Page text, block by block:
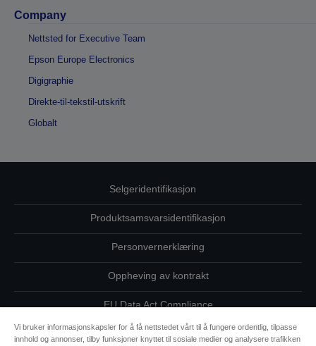
Company
Nettsted for Executive Team
Epson Europe Electronics
Digigraphie
Direkte-til-tekstil-utskrift
Globalt
Selgeridentifikasjon
Produktsamsvarsidentifikasjon
Personvernerklæring
Oppheving av kontrakt
EU Data Act Compliance
Ta kontakt med oss vedrørende personopplysningene dine
Vi bruker informasjonskapsler for å få nettstedet vårt til å fungere ordentlig, tilpasse
innhold og annonser, tilby funksjoner knyttet til sosiale medier og analysere trafikken